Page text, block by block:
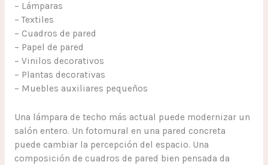
– Lámparas
– Textiles
– Cuadros de pared
– Papel de pared
– Vinilos decorativos
– Plantas decorativas
– Muebles auxiliares pequeños
Una lámpara de techo más actual puede modernizar un
salón entero. Un fotomural en una pared concreta
puede cambiar la percepción del espacio. Una
composición de cuadros de pared bien pensada da